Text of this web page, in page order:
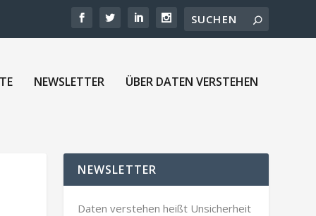
NEWSLETTER ÜBER DATEN VERSTEHEN
NEWSLETTER
Daten verstehen heißt Unsicherheit